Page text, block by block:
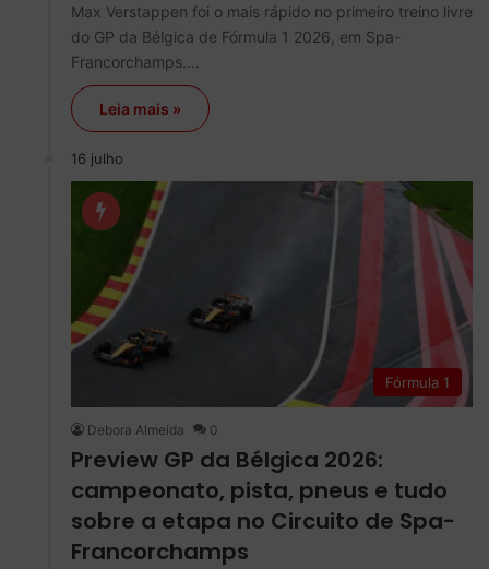
Max Verstappen foi o mais rápido no primeiro treino livre
do GP da Bélgica de Fórmula 1 2026, em Spa-
Francorchamps.…
Leia mais »
16 julho
Fórmula 1
Debora Almeida 0
Preview GP da Bélgica 2026:
campeonato, pista, pneus e tudo
sobre a etapa no Circuito de Spa-
Francorchamps